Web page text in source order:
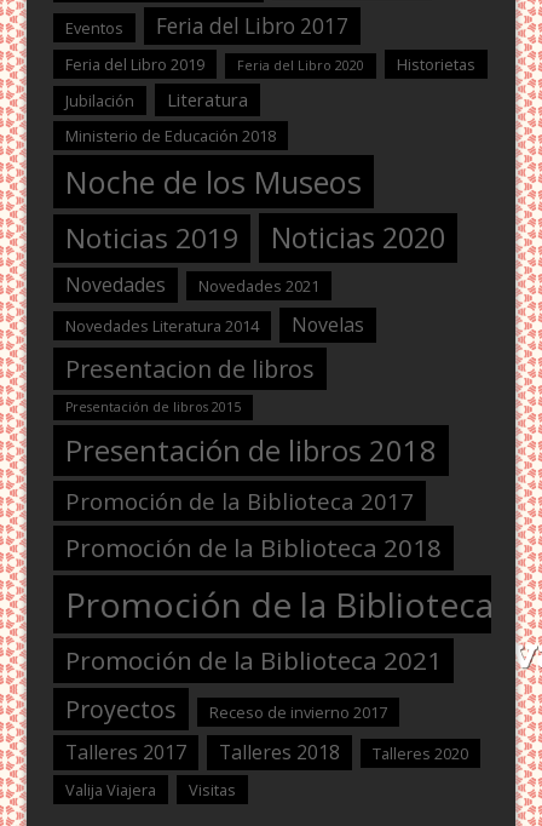
Eventos Feria del Libro 2017
Feria del Libro 2019 Feria del Libro 2020
Historietas
Jubilación
Literatura
Ministerio de Educación 2018
Noche de los Museos
Noticias 2019 Noticias 2020
Novedades
Novedades 2021
Novedades Literatura 2014
Novelas
Presentacion de libros
Presentación de libros 2015
Presentación de libros 2018
Promoción de la Biblioteca 2017
Promoción de la Biblioteca 2018
Promoción de la Biblioteca
Promoción de la Biblioteca 2021
Proyectos Receso de invierno 2017
Talleres 2017 Talleres 2018
Talleres 2020
Valija Viajera
Visitas